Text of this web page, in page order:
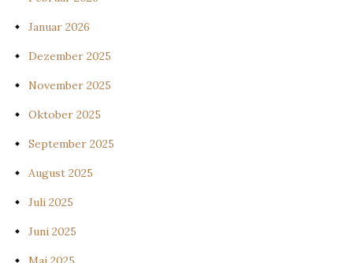
Januar 2026
Dezember 2025
November 2025
Oktober 2025
September 2025
August 2025
Juli 2025
Juni 2025